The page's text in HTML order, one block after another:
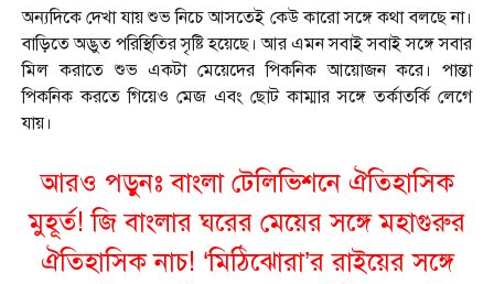
অন্যদিকে দেখা যায় শুভ নিচে আসতেই কেউ কারো সঙ্গে কথা বলছে না।
বাড়িতে অদ্ভুত পরিস্থিতির সৃষ্টি হয়েছে। আর এমন সবাই সবাই সঙ্গে সবার
মিল করাতে শুভ একটা মেয়েদের পিকনিক আয়োজন করে। পান্তা
পিকনিক করতে গিয়েও মেজ এবং ছোট কাম্মার সঙ্গে তর্কাতর্কি লেগে
যায়।
আরও পড়ুনঃবাংলা টেলিভিশনে ঐতিহাসিক
মুহূর্ত! জি বাংলার ঘরের মেয়ের সঙ্গে মহাগুরুর
ঐতিহাসিক নাচ! ‘মিঠিঝোরা’র রাইয়ের সঙ্গে